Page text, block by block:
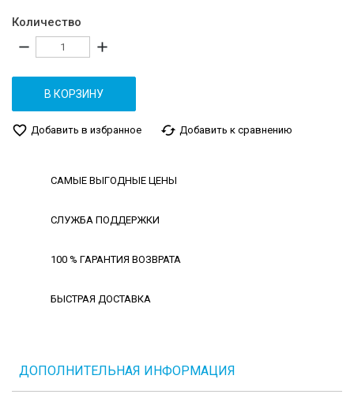
Количество
remove add
В КОРЗИНУ
favorite_border Добавить в избранное cached Добавить к сравнению
САМЫЕ ВЫГОДНЫЕ ЦЕНЫ
СЛУЖБА ПОДДЕРЖКИ
100 % ГАРАНТИЯ ВОЗВРАТА
БЫСТРАЯ ДОСТАВКА
ДОПОЛНИТЕЛЬНАЯ ИНФОРМАЦИЯ